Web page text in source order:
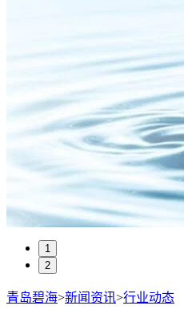
1
2
青岛碧海>新闻资讯>行业动态